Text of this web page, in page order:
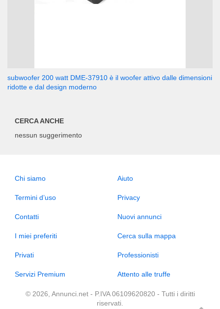
subwoofer 200 watt DME-37910 è il woofer attivo dalle dimensioni
ridotte e dal design moderno
CERCA ANCHE
nessun suggerimento
Chi siamo Aiuto
Termini d’uso Privacy
Contatti Nuovi annunci
I miei preferiti Cerca sulla mappa
Privati Professionisti
Servizi Premium Attento alle truffe
© 2026, Annunci.net - P.IVA 06109620820 - Tutti i diritti
riservati.